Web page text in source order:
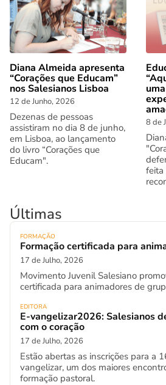
Diana Almeida apresenta
“Corações que Educam”
nos Salesianos Lisboa
12 de Junho, 2026
Dezenas de pessoas
assistiram no dia 8 de junho,
em Lisboa, ao lançamento
do livro “Corações que
Educam".
8 de
feita
Últimas
FORMAÇÃO
Formação certificada para
17 de Julho, 2026
Movimento Juvenil Salesiano
certificada para animadores de
EDITORA
E-vangelizar2026: Salesianos
com o coração
17 de Julho, 2026
Estão abertas as inscrições para a
vangelizar, um dos maiores
formação pastoral.